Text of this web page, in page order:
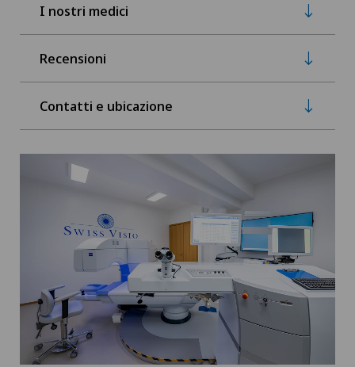
I nostri medici
Recensioni
Contatti e ubicazione